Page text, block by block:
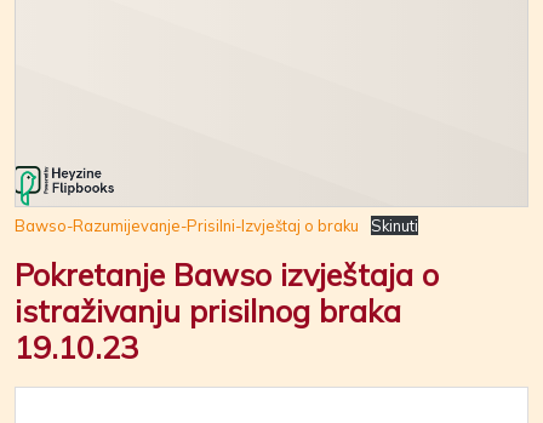
Bawso-Razumijevanje-Prisilni-Izvještaj o braku Skinuti
Pokretanje Bawso izvještaja o
istraživanju prisilnog braka
19.10.23